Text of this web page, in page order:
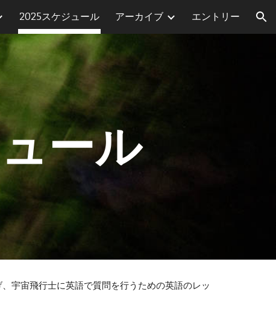
2025スケジュール アーカイブ エントリー
ール
宇宙飛行士に英語で質問を行うための英語のレッ